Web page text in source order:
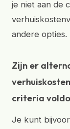
je niet aan de
andere opties.
Zijn er
criteria
Je kunt